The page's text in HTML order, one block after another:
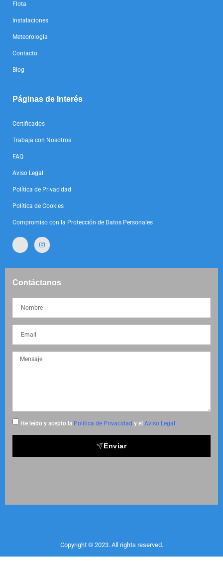
Flota
Instalaciones
Meteorología
Contacto
Blog
Páginas de Interés
Certificados
Trabaja con Nosotros
FAQ
Aviso Legal
Política de Privacidad
Política de Cookies
Compromiso con la Protección de Datos Personales
Contáctanos
He leído y acepto la Política de Privacidad y el Aviso Legal
Enviar
Copyright © 2023. All rights reserved.